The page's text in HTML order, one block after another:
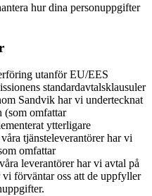
hur dina personuppgifter
utanför EU/EES
standardavtalsklausuler
Sandvik har vi undertecknat
(som omfattar
ytterligare
tjänsteleverantörer har vi
omfattar
leverantörer har vi avtal på
förväntar oss att de uppfyller